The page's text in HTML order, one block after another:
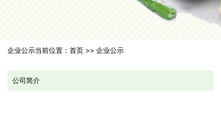
企业公示当前位置： 首页 >> 企业公示
公司简介